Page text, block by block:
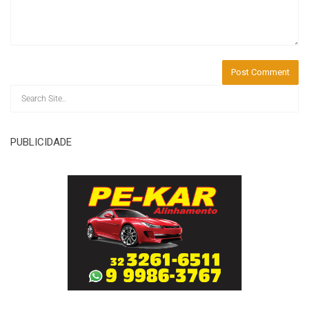
PUBLICIDADE